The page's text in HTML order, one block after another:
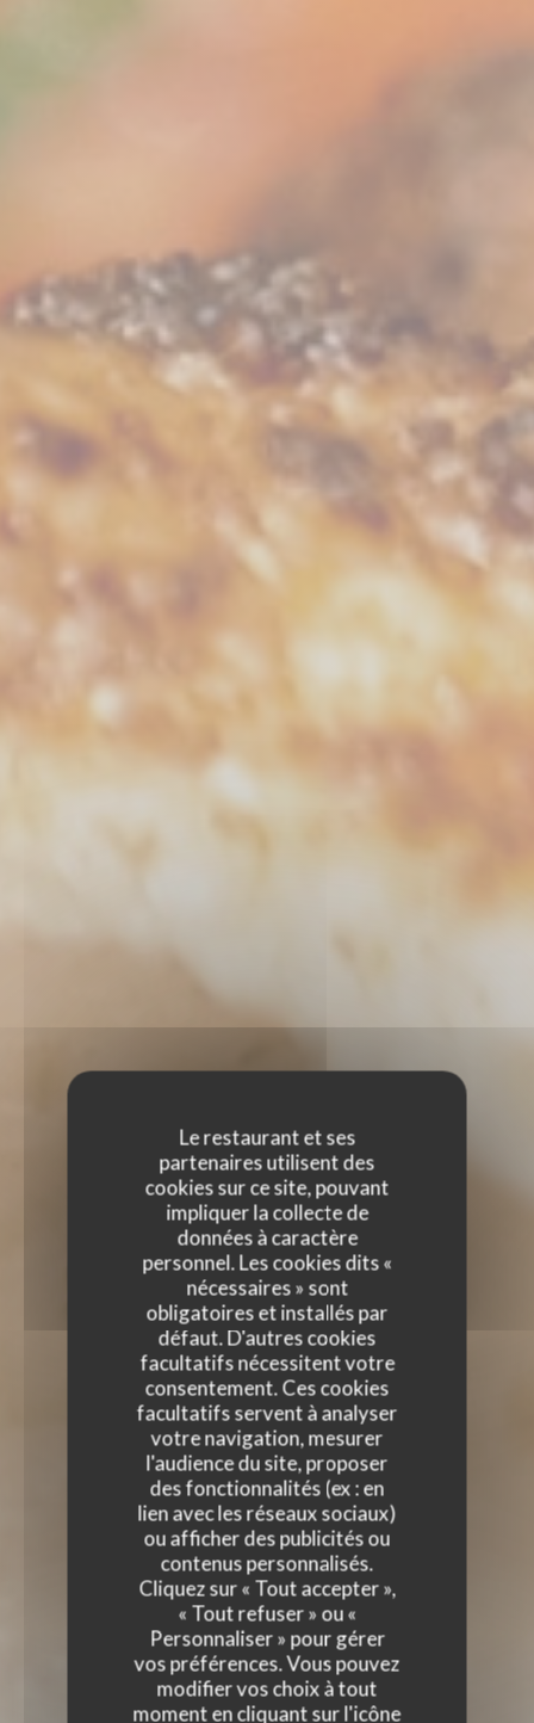
Le restaurant et ses
partenaires utilisent des
cookies sur ce site, pouvant
impliquer la collecte de
données à caractère
personnel. Les cookies dits «
nécessaires » sont
obligatoires et installés par
défaut. D'autres cookies
facultatifs nécessitent votre
consentement. Ces cookies
facultatifs servent à analyser
votre navigation, mesurer
l'audience du site, proposer
des fonctionnalités (ex : en
lien avec les réseaux sociaux)
ou afficher des publicités ou
contenus personnalisés.
Cliquez sur « Tout accepter »,
« Tout refuser » ou «
Personnaliser » pour gérer
vos préférences. Vous pouvez
modifier vos choix à tout
moment en cliquant sur l'icône